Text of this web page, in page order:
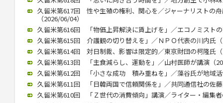
久留米第617回 性や生殖の権利、関心を／ジャーナリストの
（2026/06/04）
久留米第616回 「物価上昇解決に賃上げを」／エコノミスト
久留米第615回 介護観の切り替えを」／ＮＰＯ代表の川内氏
久留米第614回 対日制裁、影響は限定的／東京財団の柯隆氏
久留米第613回 「主食減らし、運動を」／山村医師が講演（
久留米第612回 「小さな成功 積み重ねを」／藻谷氏が地域
久留米第611回 「日韓両国で信頼関係を」／共同通信社の佐
久留米第610回 「Ｚ世代の消費傾向」講演／ライター・編集